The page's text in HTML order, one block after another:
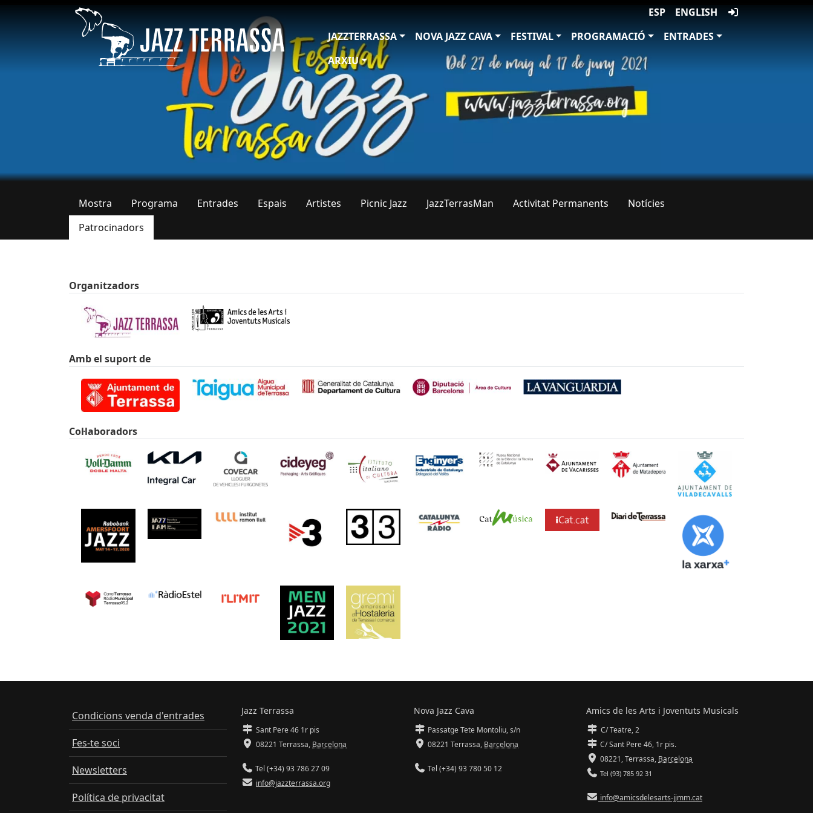
ESP
ENGLISH
JAZZTERRASSA
NOVA JAZZ CAVA FESTIVAL PROGRAMACIÓ
ENTRADES
ARXIU
Pestanyes primàries
Mostra Programa Entrades Espais Artistes Picnic Jazz JazzTerrasMan Activitat Permanents
Notícies
Patrocinadors
Organitzadors
Amb el suport de
Col·laboradors
Condicions venda d'entrades
Fes-te soci
Newsletters
Política de privacitat
Jazz Terrassa
Sant Pere 46 1r pis
08221 Terrassa, Barcelona
Tel (+34) 93 786 27 09
info@jazzterrassa.org
Nova Jazz Cava
Passatge Tete Montoliu, s/n
08221 Terrassa, Barcelona
Tel (+34) 93 780 50 12
Amics de les Arts i Joventuts Musicals
C/ Teatre, 2
C/ Sant Pere 46, 1r pis.
08221,Terrassa, Barcelona
Tel (93) 785 92 31
info@amicsdelesarts-jjmm.cat